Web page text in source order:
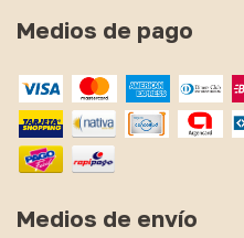
Medios de pago
Medios de envío